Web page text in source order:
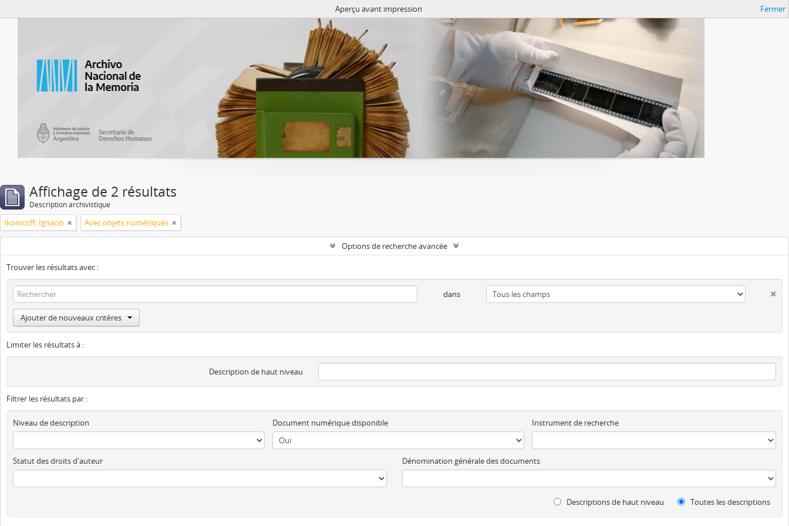
Aperçu avant impression Fermer
Affichage de 2 résultats
Description archivistique
Ikonicoff, Ignacio Avec objets numériques
Options de recherche avancée
Trouver les résultats avec :
dans
Ajouter de nouveaux critères
Limiter les résultats à :
Description de haut niveau
Filtrer les résultats par :
Niveau de description Document numérique disponible Instrument de recherche
Statut des droits d'auteur Dénomination générale des documents
Descriptions de haut niveau Toutes les descriptions